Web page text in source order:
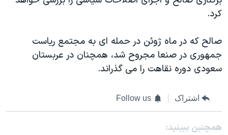
کرد.
صالح که در ماه ژوئن در حمله ای به مجتمع ریاست
جمهوری در صنعا مجروح شد، همچنان در عربستان
سعودی دوره نقاهت را می گذراند.
اشتراک Follow us
همچنبن ببینید: